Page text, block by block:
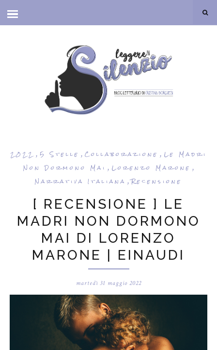
2022 , 5 Stelle , Collaborazione , Le Madri
Non Dormono Mai , Lorenzo Marone ,
Narrativa Italiana ,Recensione
[ RECENSIONE ] LE
MADRI NON DORMONO
MAI DI LORENZO
MARONE | EINAUDI
martedì 31 maggio 2022